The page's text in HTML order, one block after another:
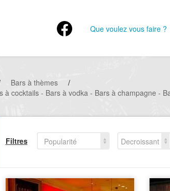
Que voulez vous faire ?
Bars à thèmes
/
à cocktails - Bars à vodka - Bars à champagne -
Filtres Popularité
Decroissant